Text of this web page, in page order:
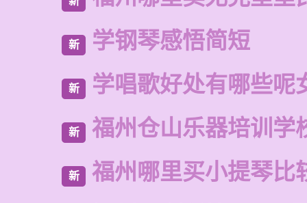
新 学钢琴感悟简短
新 学唱歌好处有哪些呢
新 福州仓山乐器培训学
新 福州哪里买小提琴比